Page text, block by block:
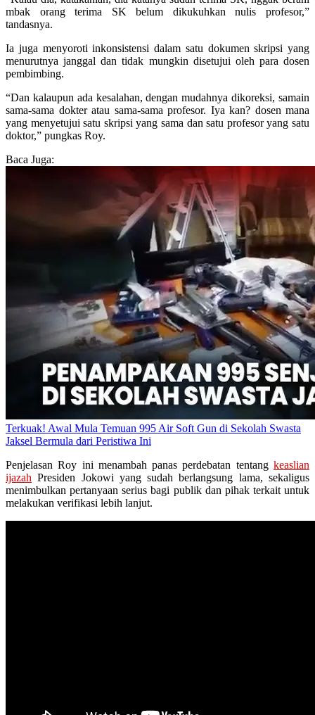
mbak orang terima SK belum dikukuhkan nulis profesor,”
tandasnya.
Ia juga menyoroti inkonsistensi dalam satu dokumen skripsi yang
menurutnya janggal dan tidak mungkin disetujui oleh para dosen
pembimbing.
“Dan kalaupun ada kesalahan, dengan mudahnya dikoreksi, samain
sama-sama dokter atau sama-sama profesor. Iya kan? dosen mana
yang menyetujui satu skripsi yang sama dan satu profesor yang satu
doktor,” pungkas Roy.
Baca Juga:
Terkuak! Awal Mula Temuan 995 Air Soft Gun di Sekolah Swasta
Jaksel Bermula dari Peristiwa Ini
Penjelasan Roy ini menambah panas perdebatan tentang keaslian
ijazah Presiden Jokowi yang sudah berlangsung lama, sekaligus
menimbulkan pertanyaan serius bagi publik dan pihak terkait untuk
melakukan verifikasi lebih lanjut.